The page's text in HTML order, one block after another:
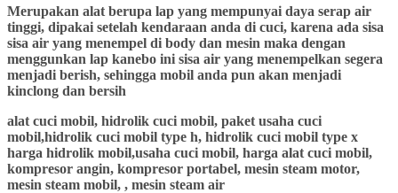
Merupakan alat berupa lap yang mempunyai daya serap air
tinggi, dipakai setelah kendaraan anda di cuci, karena ada sisa
sisa air yang menempel di body dan mesin maka dengan
menggunkan lap kanebo ini sisa air yang menempelkan segera
menjadi berish, sehingga mobil anda pun akan menjadi
kinclong dan bersih
alat cuci mobil, hidrolik cuci mobil, paket usaha cuci
mobil,hidrolik cuci mobil type h, hidrolik cuci mobil type x
harga hidrolik mobil,usaha cuci mobil, harga alat cuci mobil,
kompresor angin, kompresor portabel, mesin steam motor,
mesin steam mobil, , mesin steam air